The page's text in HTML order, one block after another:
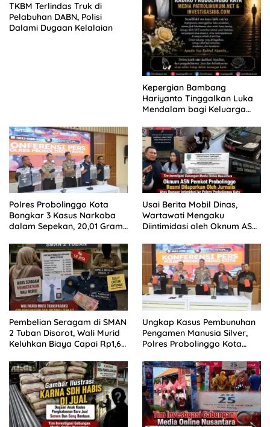
TKBM Terlindas Truk di
Pelabuhan DABN, Polisi
Dalami Dugaan Kelalaian
Kepergian Bambang
Hariyanto Tinggalkan Luka
Mendalam bagi Keluarga
Polres Probolinggo Kota
Bongkar 3 Kasus Narkoba
dalam Sepekan, 20,01 Gram
Usai Berita Mobil Dinas,
Wartawati Mengaku
Diintimidasi oleh Oknum ASN
Tempuh Jalur Hukum
Pembelian Seragam di SMAN
2 Tuban Disorot, Wali Murid
Keluhkan Biaya Capai Rp1,6
Ungkap Kasus Pembunuhan
Pengamen Manusia Silver,
Polres Probolinggo Kota